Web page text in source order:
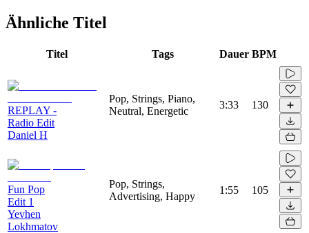
Ähnliche Titel
Titel Tags Dauer BPM
REPLAY -
Radio Edit
Daniel H
Pop, Strings, Piano,
Neutral, Energetic
3:33 130
Fun Pop
Edit 1
Yevhen
Lokhmatov
Pop, Strings,
Advertising, Happy
1:55 105